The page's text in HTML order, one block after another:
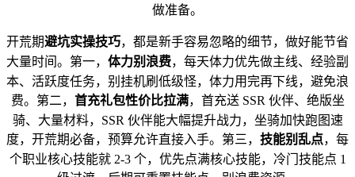
做准备。
开荒期避坑实操技巧，都是新手容易忽略的细节，做好能节省
大量时间。第一， 体力别浪费，每天体力优先做主线、经验副
本、活跃度任务，别挂机刷低级怪，体力用完再下线，避免浪
费。第二， 首充礼包性价比拉满，首充送 SSR 伙伴、绝版坐
骑、大量材料，SSR 伙伴能大幅提升战力，坐骑加快跑图速
度，开荒期必备，预算允许直接入手。第三， 技能别乱点，每
个职业核心技能就 2-3 个，优先点满核心技能，冷门技能点 1